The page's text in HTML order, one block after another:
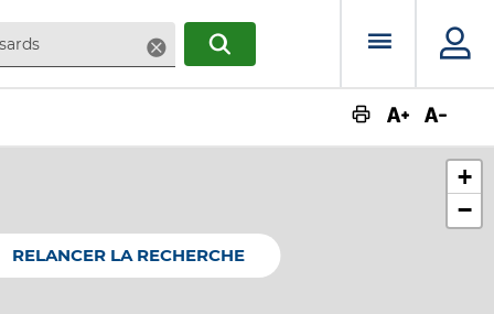
SupprimerRECHERCHERMenu
+
−
RELANCER LA RECHERCHE